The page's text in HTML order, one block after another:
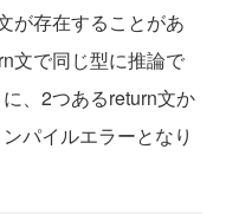
が存在することがあ
文で同じ型に推論で
、2つあるreturn文か
パイルエラーとなり